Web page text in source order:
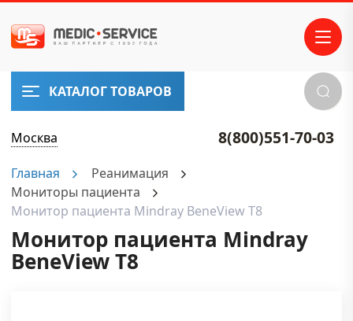
КАТАЛОГ ТОВАРОВ
Москва 8(800)551-70-03
Главная
Реанимация
Мониторы пациента
Монитор пациента Mindray BeneView T8
Монитор пациента Mindray
BeneView T8